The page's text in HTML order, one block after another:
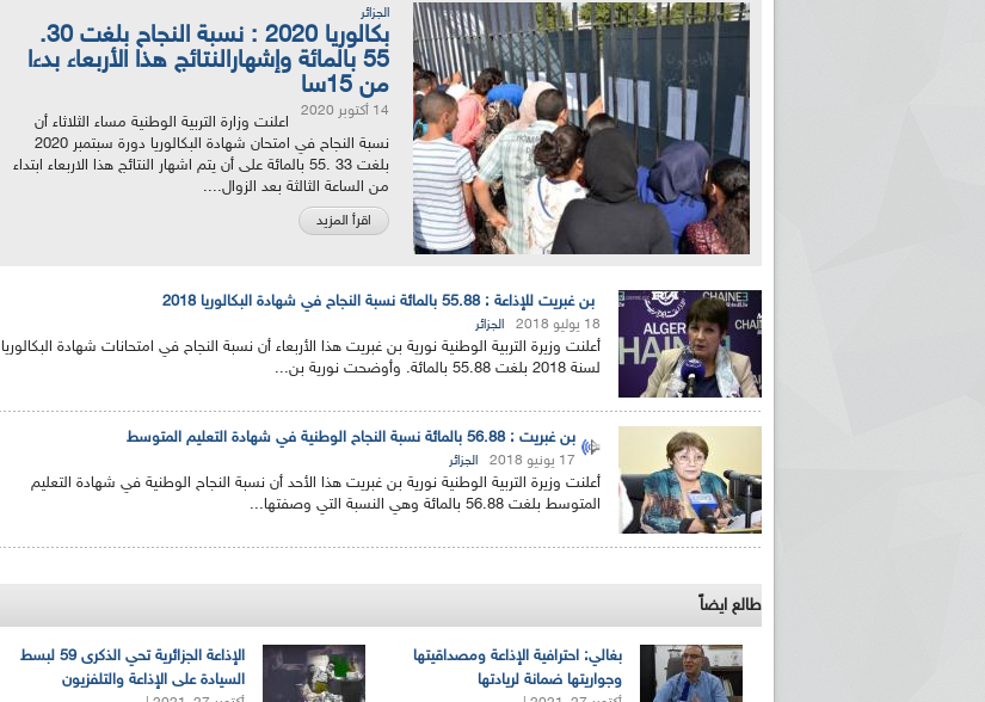
الجزائر
بكالوريا 2020 : نسبة النجاح بلغت 30.
55 بالمائة وإشهارالنتائج هذا الأربعاء بدءا
من 15سا
14 أكتوبر 2020
اعلنت وزارة التربية الوطنية مساء الثلاثاء أن
نسبة النجاح في امتحان شهادة البكالوريا دورة سبتمبر 2020
بلغت 33 .55 بالمائة على أن يتم اشهار النتائج هذا الاربعاء ابتداء
من الساعة الثالثة بعد الزوال....
اقرأ المزيد
بن غبريت للإذاعة : 55.88 بالمائة نسبة النجاح في شهادة البكالوريا 2018
18 يوليو 2018 الجزائر
أعلنت وزيرة التربية الوطنية نورية بن غبريت هذا الأربعاء أن نسبة النجاح في امتحانات شهادة البكالوريا
لسنة 2018 بلغت 55.88 بالمائة. وأوضحت نورية بن...
بن غبريت : 56.88 بالمائة نسبة النجاح الوطنية في شهادة التعليم المتوسط
17 يونيو 2018 الجزائر
أعلنت وزيرة التربية الوطنية نورية بن غبريت هذا الأحد أن نسبة النجاح الوطنية في شهادة التعليم
المتوسط بلغت 56.88 بالمائة وهي النسبة التي وصفتها...
طالع ايضاً
الإذاعة الجزائرية تحي الذكرى 59 لبسط
السيادة على الإذاعة والتلفزيون
بغالي: احترافية الإذاعة ومصداقيتها
وجواريتها ضمانة لريادتها